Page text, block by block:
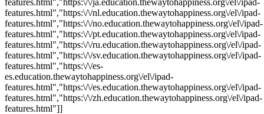
features.html","https:\/\/ja.education.thewaytohappiness.org\/el\/ipad-
features.html","https:\/\/nl.education.thewaytohappiness.org\/el\/ipad-
features.html","https:\/\/no.education.thewaytohappiness.org\/el\/ipad-
features.html","https:\/\/pt.education.thewaytohappiness.org\/el\/ipad-
features.html","https:\/\/ru.education.thewaytohappiness.org\/el\/ipad-
features.html","https:\/\/sv.education.thewaytohappiness.org\/el\/ipad-
features.html","https:\/\/es-
es.education.thewaytohappiness.org\/el\/ipad-
features.html","https:\/\/es.education.thewaytohappiness.org\/el\/ipad-
features.html","https:\/\/zh.education.thewaytohappiness.org\/el\/ipad-
features.html"]]